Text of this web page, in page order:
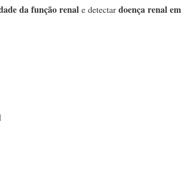
da função renal e detectar doença renal em